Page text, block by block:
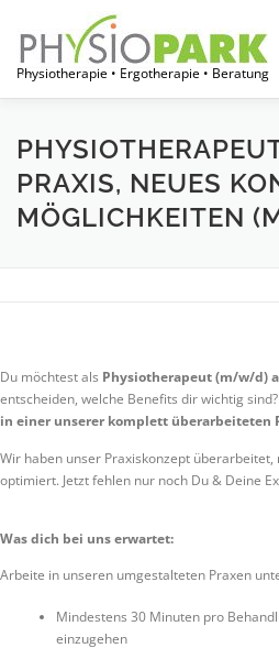
Inhalt
springen
Physiotherapie • Ergotherapie • Beratung
START JOBPORTAL
FÜR EINRICHTUNGEN
PRAXIS, NEUES
MÖGLICHKEITEN
Du möchtest als Physiotherapeut (m/w/d)
entscheiden, welche Benefits dir wichtig
in einer unserer komplett überarbeiteten
Wir haben unser Praxiskonzept
optimiert. Jetzt fehlen nur noch Du & Deine
Was dich bei uns erwartet:
Arbeite in unseren umgestalteten Praxen
Mindestens 30 Minuten pro
einzugehen